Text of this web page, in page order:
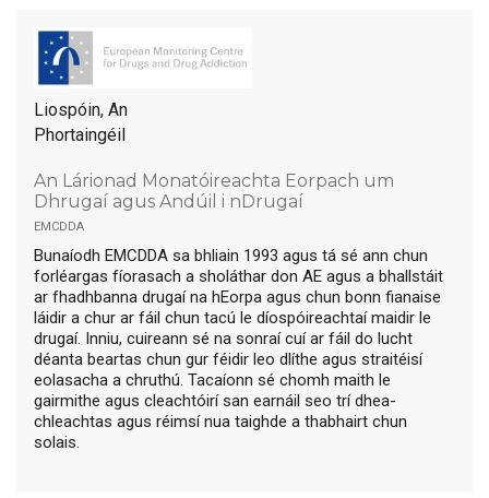
Liospóin, An
Phortaingéil
An Lárionad Monatóireachta Eorpach um
Dhrugaí agus Andúil i nDrugaí
emcdda
Bunaíodh EMCDDA sa bhliain 1993 agus tá sé ann chun
forléargas fíorasach a sholáthar don AE agus a bhallstáit
ar fhadhbanna drugaí na hEorpa agus chun bonn fianaise
láidir a chur ar fáil chun tacú le díospóireachtaí maidir le
drugaí. Inniu, cuireann sé na sonraí cuí ar fáil do lucht
déanta beartas chun gur féidir leo dlíthe agus straitéisí
eolasacha a chruthú. Tacaíonn sé chomh maith le
gairmithe agus cleachtóirí san earnáil seo trí dhea-
chleachtas agus réimsí nua taighde a thabhairt chun
solais.